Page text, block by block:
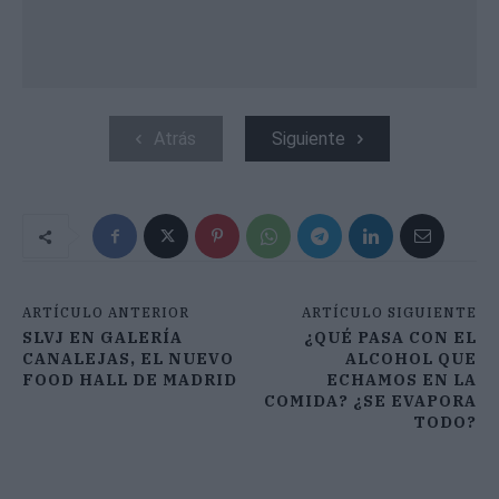
Atrás Siguiente
ARTÍCULO ANTERIOR
SLVJ EN GALERÍA
CANALEJAS, EL NUEVO
FOOD HALL DE MADRID
ARTÍCULO SIGUIENTE
¿QUÉ PASA CON EL
ALCOHOL QUE
ECHAMOS EN LA
COMIDA? ¿SE EVAPORA
TODO?